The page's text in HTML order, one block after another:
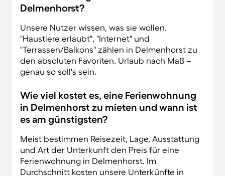
Delmenhorst?
Unsere Nutzer wissen, was sie wollen.
"Haustiere erlaubt", "Internet" und
"Terrassen/Balkons" zählen in Delmenhorst zu
den absoluten Favoriten. Urlaub nach Maß –
genau so soll's sein.
Wie viel kostet es, eine Ferienwohnung
in Delmenhorst zu mieten und wann ist
es am günstigsten?
Meist bestimmen Reisezeit, Lage, Ausstattung
und Art der Unterkunft den Preis für eine
Ferienwohnung in Delmenhorst. Im
Durchschnitt kosten unsere Unterkünfte in